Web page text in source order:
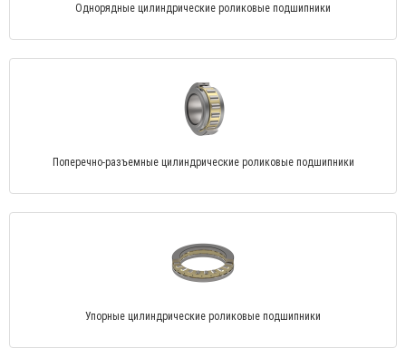
Однорядные цилиндрические роликовые подшипники
Поперечно-разъемные цилиндрические роликовые подшипники
Упорные цилиндрические роликовые подшипники